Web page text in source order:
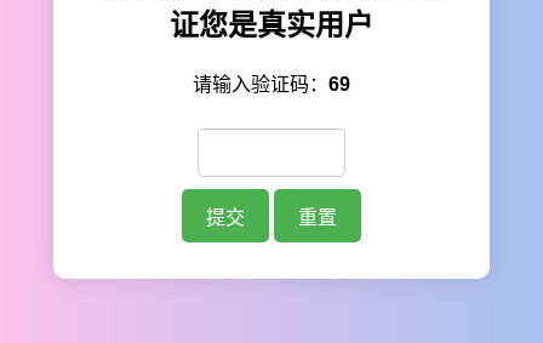
证您是真实用户
请输入验证码： 69
提交 重置